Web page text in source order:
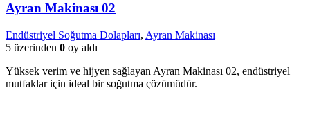
Ayran Makinası 02
Endüstriyel Soğutma Dolapları, Ayran Makinası
5 üzerinden 0 oy aldı
Yüksek verim ve hijyen sağlayan Ayran Makinası 02, endüstriyel
mutfaklar için ideal bir soğutma çözümüdür.